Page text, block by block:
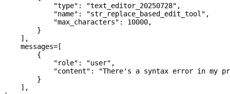
            "type"
: "text_editor_20250728" ,
            "name"
: "str_replace_based_edit_tool" ,
            "max_characters"
: 10000,
        }
    ],
    messages
=[
        {
            "role"
: "user" ,
            "content"
:
"There's a syntax error in my
        }
    ],